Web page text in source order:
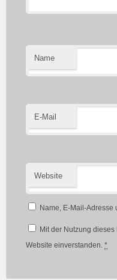
Name
E-Mail
Website
Name, E-Mail-
Mit der Nutzung
Website einverstanden. *